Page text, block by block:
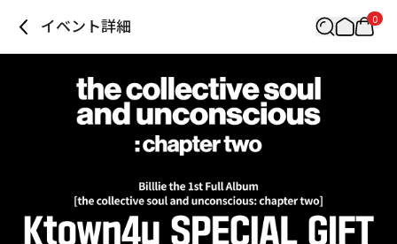
イベント詳細 0